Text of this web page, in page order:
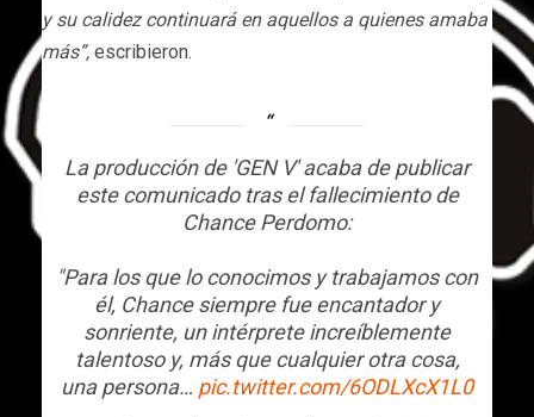
y su calidez continuará en aquellos a quienes amaba
más”, escribieron.
La producción de 'GEN V' acaba de publicar
este comunicado tras el fallecimiento de
Chance Perdomo:
"Para los que lo conocimos y trabajamos con
él, Chance siempre fue encantador y
sonriente, un intérprete increíblemente
talentoso y, más que cualquier otra cosa,
una persona… pic.twitter.com/6ODLXcX1L0